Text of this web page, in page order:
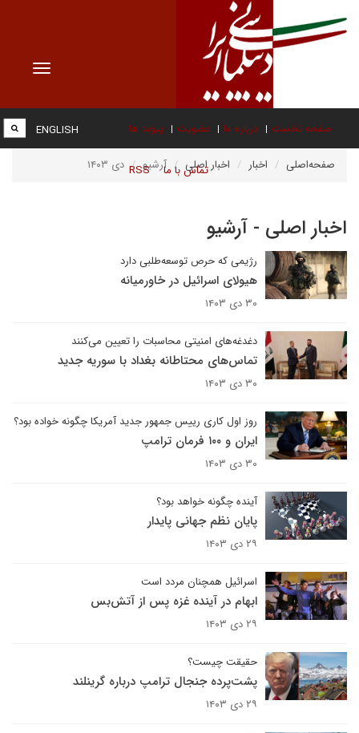
Toggle
صفحه نخست درباره ما عضویت پیوند ها
تماس با ما RSS
ENGLISH
صفحه‌اصلی اخبار اخبار اصلی آرشیو دی ۱۴۰۳
اخبار اصلی - آرشیو
رژیمی که حرص توسعه‌طلبی دارد
هیولای اسرائیل در خاورمیانه
۳۰ دی ۱۴۰۳
دغدغه‌های امنیتی محاسبات را تعیین می‌کنند
تماس‌های محتاطانه بغداد با سوریه جدید
۳۰ دی ۱۴۰۳
روز اول کاری رییس جمهور جدید آمریکا چگونه خواده بود؟
ایران و ۱۰۰ فرمان ترامپ
۳۰ دی ۱۴۰۳
آینده چگونه خواهد بود؟
پایان نظم جهانی پایدار
۲۹ دی ۱۴۰۳
اسرائیل همچنان مردد است
ابهام در آینده غزه پس از آتش‌بس
۲۹ دی ۱۴۰۳
حقیقت چیست؟
پشت‌پرده جنجال ترامپ درباره گرینلند
۲۹ دی ۱۴۰۳